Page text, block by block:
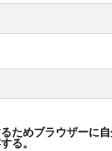
ためブラウザーに
る。